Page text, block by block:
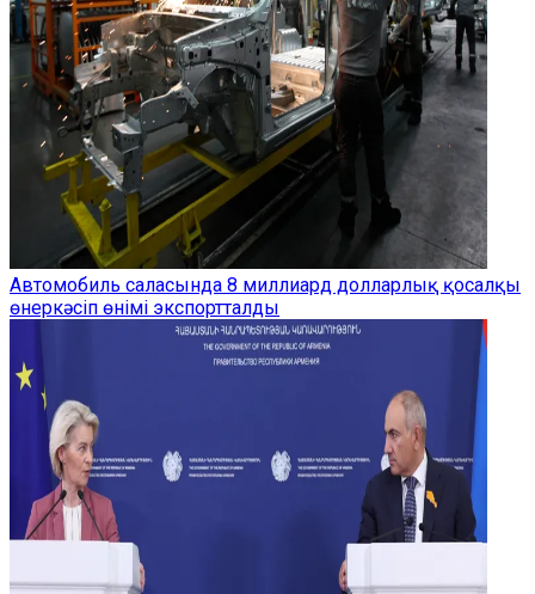
Автомобиль саласында 8 миллиард долларлық қосалқы
өнеркәсіп өнімі экспортталды